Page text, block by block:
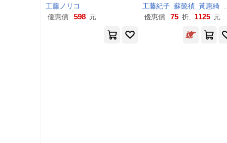
工藤 ノ リ コ
優惠價: 598 元
工藤紀子 蘇懿禎 黃惠綺
優惠價: 75 折, 1125 元